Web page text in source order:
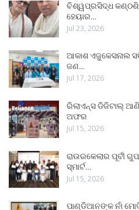
ବିଶ୍ୱପ୍ରସିଦ୍ଧ
ହେୟାର…
Jul 23, 2026
ଆକାଶ ଏଜୁକେସନାଲ
ଜଣ…
Jul 17, 2026
ରିଲାଏନ୍ସ ଡିଜିଟାଲ୍
ଅଫର
Jul 15, 2026
ରାଉରକେଲାର ପୂର୍ବୀ
ସ୍ମାର୍ଟ…
Jul 15, 2026
ପାଣ୍ଡିଆନଙ୍କ ନାଁ